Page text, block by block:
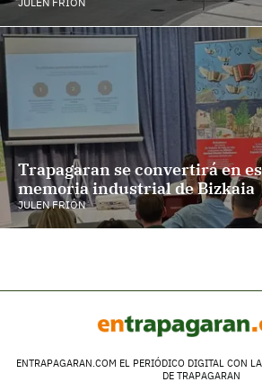
Trapagaran se convertirá en
memoria industrial de Bizkaia
JULEN FRIÓN
ENTRAPAGARAN.COM EL PERIÓDICO DIGITAL CON
DE TRAPAGARAN